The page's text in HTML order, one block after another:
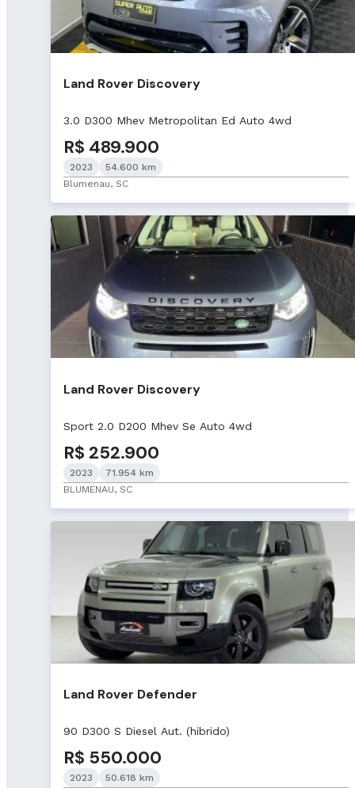
Land Rover Discovery
3.0 D300 Mhev Metropolitan Ed Auto 4wd
R$ 489.900
2023
54.600 km
Blumenau, SC
Land Rover Discovery
Sport 2.0 D200 Mhev Se Auto 4wd
R$ 252.900
2023
71.954 km
BLUMENAU, SC
Land Rover Defender
90 D300 S Diesel Aut. (hibrido)
R$ 550.000
2023
50.618 km